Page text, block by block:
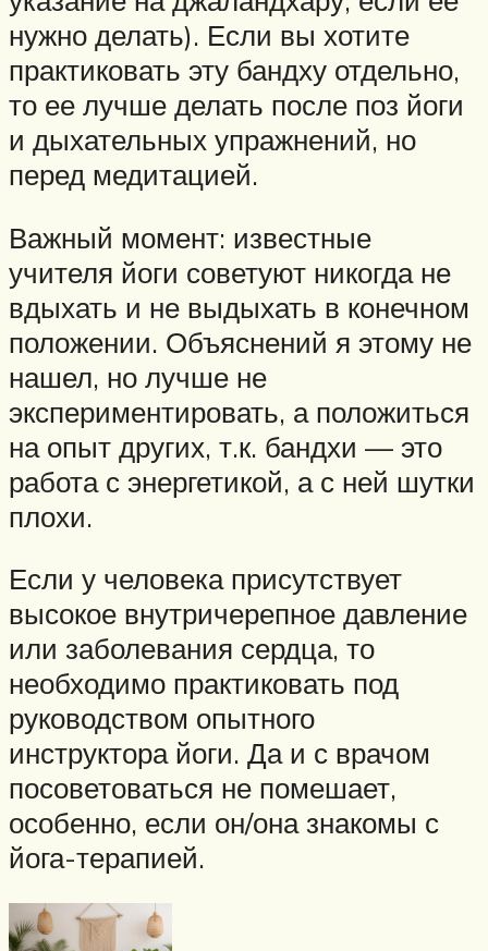
нужно делать). Если вы хотите
практиковать эту бандху отдельно,
то ее лучше делать после поз йоги
и дыхательных упражнений, но
перед медитацией.
Важный момент: известные
учителя йоги советуют никогда не
вдыхать и не выдыхать в конечном
положении. Объяснений я этому не
нашел, но лучше не
экспериментировать, а положиться
на опыт других, т.к. бандхи — это
работа с энергетикой, а с ней шутки
плохи.
Если у человека присутствует
высокое внутричерепное давление
или заболевания сердца, то
необходимо практиковать под
руководством опытного
инструктора йоги. Да и с врачом
посоветоваться не помешает,
особенно, если он/она знакомы с
йога-терапией.